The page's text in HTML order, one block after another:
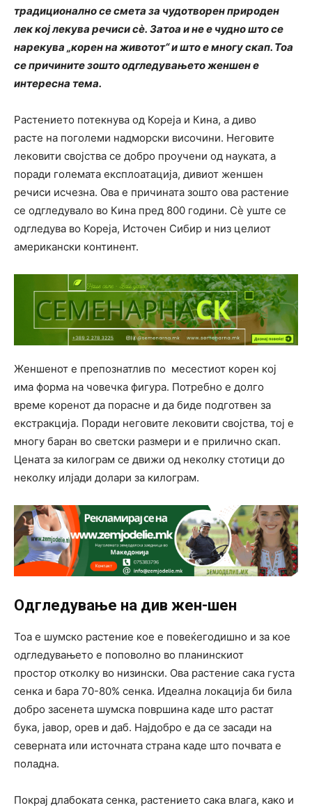
традиционално се смета за чудотворен природен
лек кој лекува речиси сè. Затоа и не е чудно што се
нарекува „корен на животот“ и што е многу скап. Тоа
се причините зошто одгледувањето женшен е
интересна тема.
Растението потекнува од Кореја и Кина, а диво
расте на поголеми надморски височини. Неговите
лековити својства се добро проучени од науката, а
поради големата експлоатација, дивиот женшен
речиси исчезна. Ова е причината зошто ова растение
се одгледувало во Кина пред 800 години. Сè уште се
одгледува во Кореја, Источен Сибир и низ целиот
американски континент.
Женшенот е препознатлив по месестиот корен кој
има форма на човечка фигура. Потребно е долго
време коренот да порасне и да биде подготвен за
екстракција. Поради неговите лековити својства, тој е
многу баран во светски размери и е прилично скап.
Цената за килограм се движи од неколку стотици до
неколку илјади долари за килограм.
Одгледување на див жен-шен
Тоа е шумско растение кое е повеќегодишно и за кое
одгледувањето е поповолно во планинскиот
простор отколку во низински. Ова растение сака густа
сенка и бара 70-80% сенка. Идеална локација би била
добро засенета шумска површина каде што растат
бука, јавор, орев и даб. Најдобро е да се засади на
северната или источната страна каде што почвата е
поладна.
Покрај длабоката сенка, растението сака влага, како и